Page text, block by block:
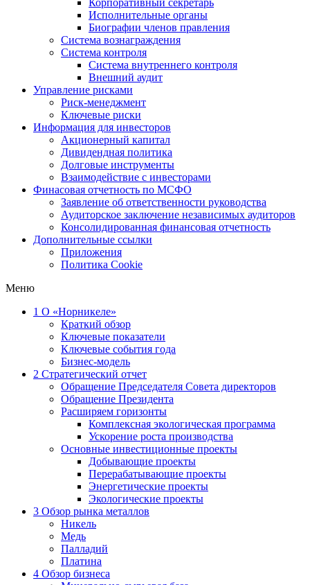
Корпоративный секретарь
Исполнительные органы
Биографии членов правления
Система вознаграждения
Система контроля
Система внутреннего контроля
Внешний аудит
Управление рисками
Риск-менеджмент
Ключевые риски
Информация для инвесторов
Акционерный капитал
Дивидендная политика
Долговые инструменты
Взаимодействие с инвеcторами
Финасовая отчетность по МСФО
Заявление об ответственности руководства
Аудиторское заключение независимых аудиторов
Консолидированная финансовая отчетность
Дополнительные ссылки
Приложения
Политика Cookie
Меню
1 О «Норникеле»
Краткий обзор
Ключевые показатели
Ключевые события года
Бизнес-модель
2 Стратегический отчет
Обращение Председателя Совета директоров
Обращение Президента
Расширяем горизонты
Комплексная экологическая программа
Ускорение роста производства
Основные инвестиционные проекты
Добывающие проекты
Перерабатывающие проекты
Энергетические проекты
Экологические проекты
3 Обзор рынка металлов
Никель
Медь
Палладий
Платина
4 Обзор бизнеса